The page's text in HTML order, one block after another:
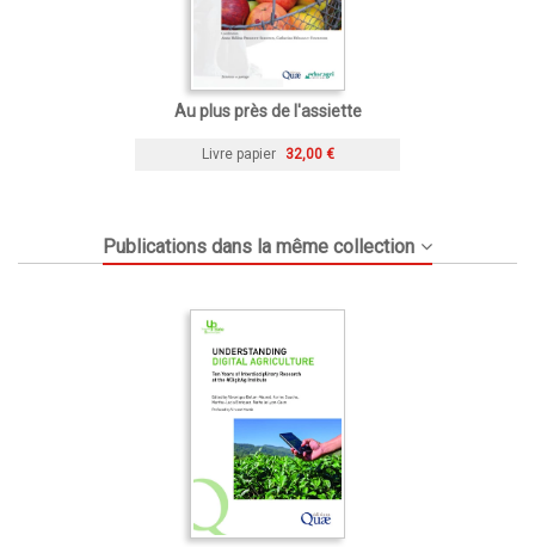
Au plus près de l'assiette
Livre papier 32,00 €
Publications dans la même collection